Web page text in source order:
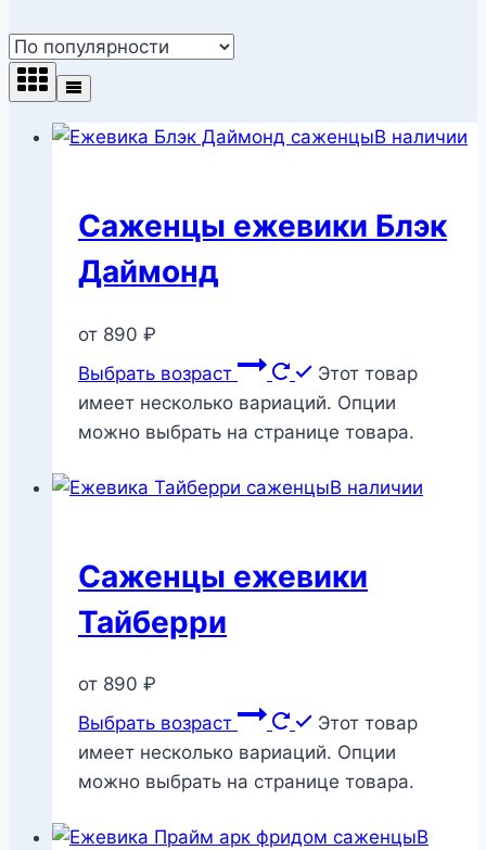
В наличии
Саженцы ежевики Блэк
Даймонд
от 890 ₽
Выбрать возраст
Этот товар
имеет несколько вариаций. Опции
можно выбрать на странице товара.
В наличии
Саженцы ежевики
Тайберри
от 890 ₽
Выбрать возраст
Этот товар
имеет несколько вариаций. Опции
можно выбрать на странице товара.
В